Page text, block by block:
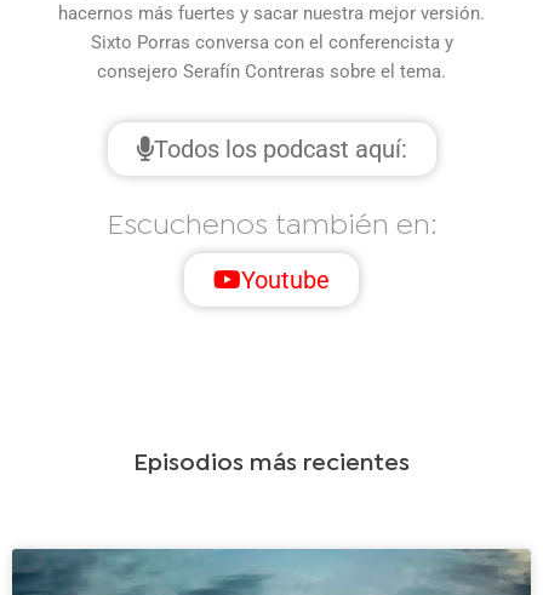
hacernos más fuertes y sacar nuestra mejor versión.
Sixto Porras conversa con el conferencista y
consejero Serafín Contreras sobre el tema.
Todos los podcast aquí:
Escuchenos también en:
Youtube
Episodios más recientes